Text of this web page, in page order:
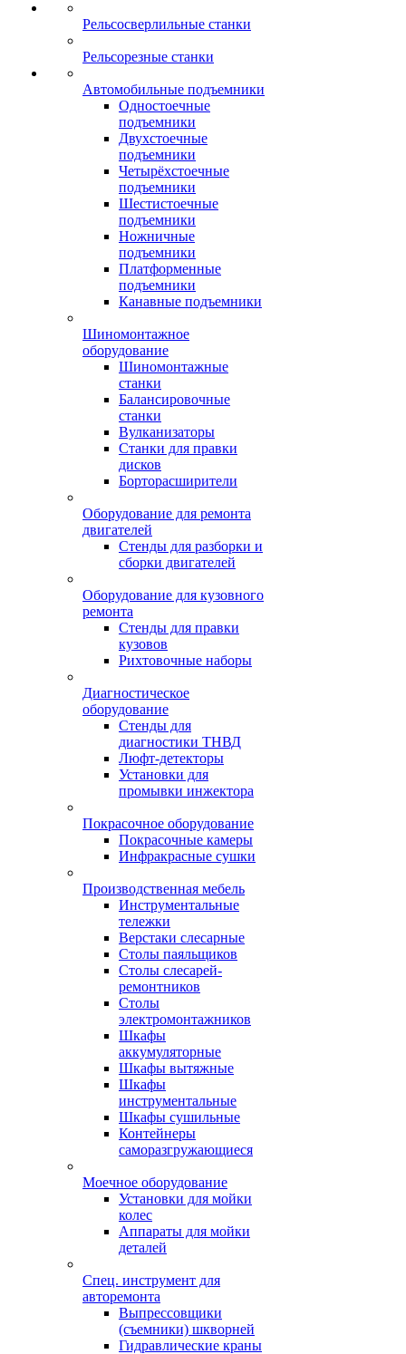
Рельсосверлильные станки
Рельсорезные станки
Автомобильные подъемники
Одностоечные
подъемники
Двухстоечные
подъемники
Четырёхстоечные
подъемники
Шестистоечные
подъемники
Ножничные
подъемники
Платформенные
подъемники
Канавные подъемники
Шиномонтажное
оборудование
Шиномонтажные
станки
Балансировочные
станки
Вулканизаторы
Станки для правки
дисков
Борторасширители
Оборудование для ремонта
двигателей
Стенды для разборки и
сборки двигателей
Оборудование для кузовного
ремонта
Стенды для правки
кузовов
Рихтовочные наборы
Диагностическое
оборудование
Стенды для
диагностики ТНВД
Люфт-детекторы
Установки для
промывки инжектора
Покрасочное оборудование
Покрасочные камеры
Инфракрасные сушки
Производственная мебель
Инструментальные
тележки
Верстаки слесарные
Столы паяльщиков
Столы слесарей-
ремонтников
Столы
электромонтажников
Шкафы
аккумуляторные
Шкафы вытяжные
Шкафы
инструментальные
Шкафы сушильные
Контейнеры
саморазгружающиеся
Моечное оборудование
Установки для мойки
колес
Аппараты для мойки
деталей
Спец. инструмент для
авторемонта
Выпрессовщики
(съемники) шкворней
Гидравлические краны